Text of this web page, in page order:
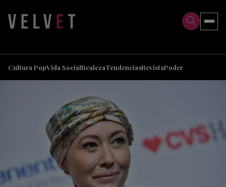
Cultura PopVida SocialRealezaTendenciasRevistaPoder